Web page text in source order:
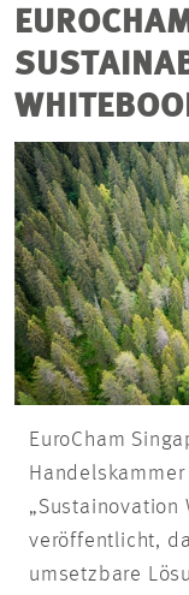
EuroCham
veröffentlicht,
umsetzbare